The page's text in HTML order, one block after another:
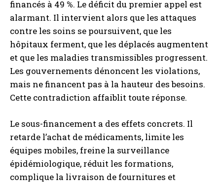
financés à 49 %. Le déficit du premier appel est
alarmant. Il intervient alors que les attaques
contre les soins se poursuivent, que les
hôpitaux ferment, que les déplacés augmentent
et que les maladies transmissibles progressent.
Les gouvernements dénoncent les violations,
mais ne financent pas à la hauteur des besoins.
Cette contradiction affaiblit toute réponse.
Le sous-financement a des effets concrets. Il
retarde l’achat de médicaments, limite les
équipes mobiles, freine la surveillance
épidémiologique, réduit les formations,
complique la livraison de fournitures et